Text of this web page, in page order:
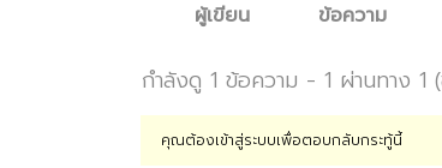
ผู้เขียน ข้อความ
กำลังดู 1 ข้อความ - 1 ผ่านทาง 1
คุณต้องเข้าสู่ระบบเพื่อตอบกลับกระทู้นี้